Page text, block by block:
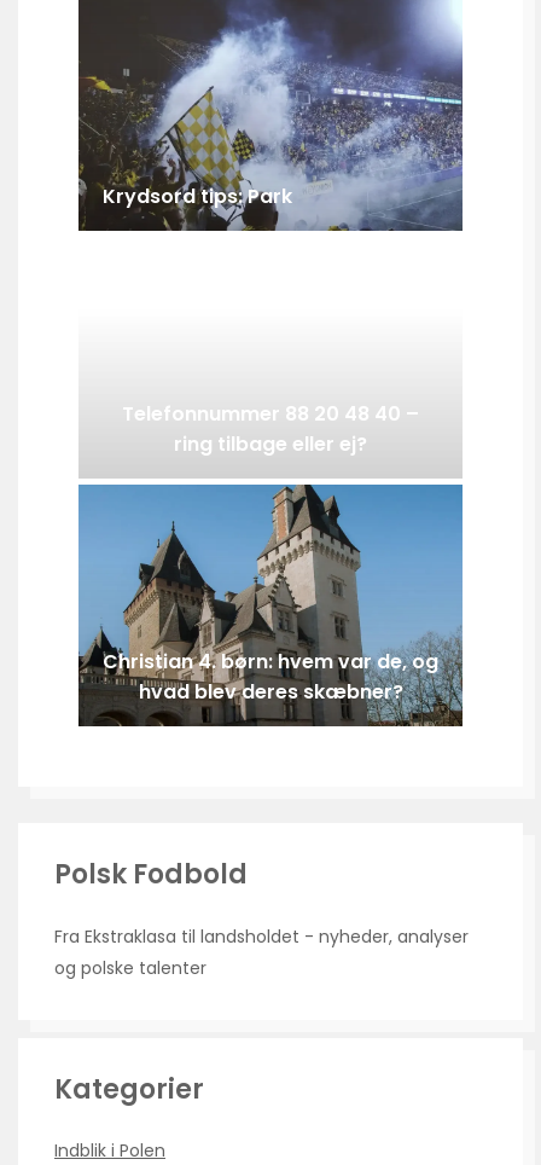
Krydsord tips: Park
Telefonnummer 88 20 48 40 –
ring tilbage eller ej?
Christian 4. børn: hvem var de, og
hvad blev deres skæbner?
Polsk Fodbold
Fra Ekstraklasa til landsholdet - nyheder, analyser
og polske talenter
Kategorier
Indblik i Polen